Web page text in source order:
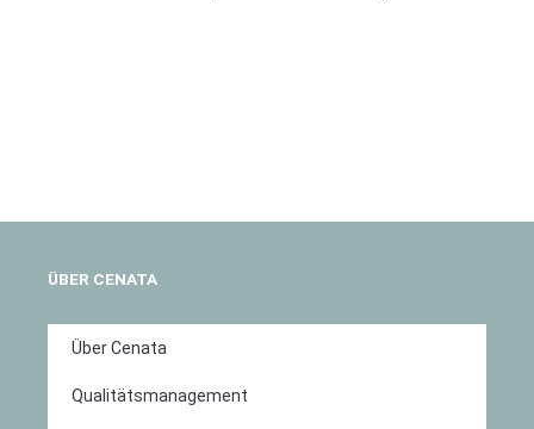
ÜBER CENATA
Über Cenata
Qualitätsmanagement